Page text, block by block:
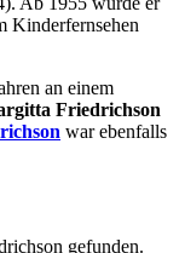
Kinderfernsehen
an einem
Friedrichson
war ebenfalls
gefunden.